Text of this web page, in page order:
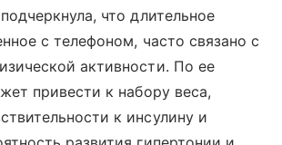
что длительное
с телефоном, часто связано с
активности. По ее
привести к набору веса,
к инсулину и